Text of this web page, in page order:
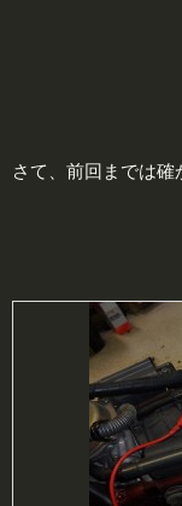
さて、前回までは確